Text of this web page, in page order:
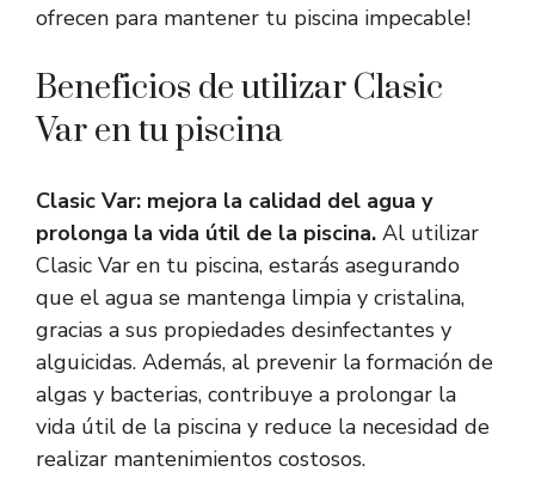
ofrecen para mantener tu piscina impecable!
Beneficios de utilizar Clasic
Var en tu piscina
Clasic Var: mejora la calidad del agua y
prolonga la vida útil de la piscina. Al utilizar
Clasic Var en tu piscina, estarás asegurando
que el agua se mantenga limpia y cristalina,
gracias a sus propiedades desinfectantes y
alguicidas. Además, al prevenir la formación de
algas y bacterias, contribuye a prolongar la
vida útil de la piscina y reduce la necesidad de
realizar mantenimientos costosos.